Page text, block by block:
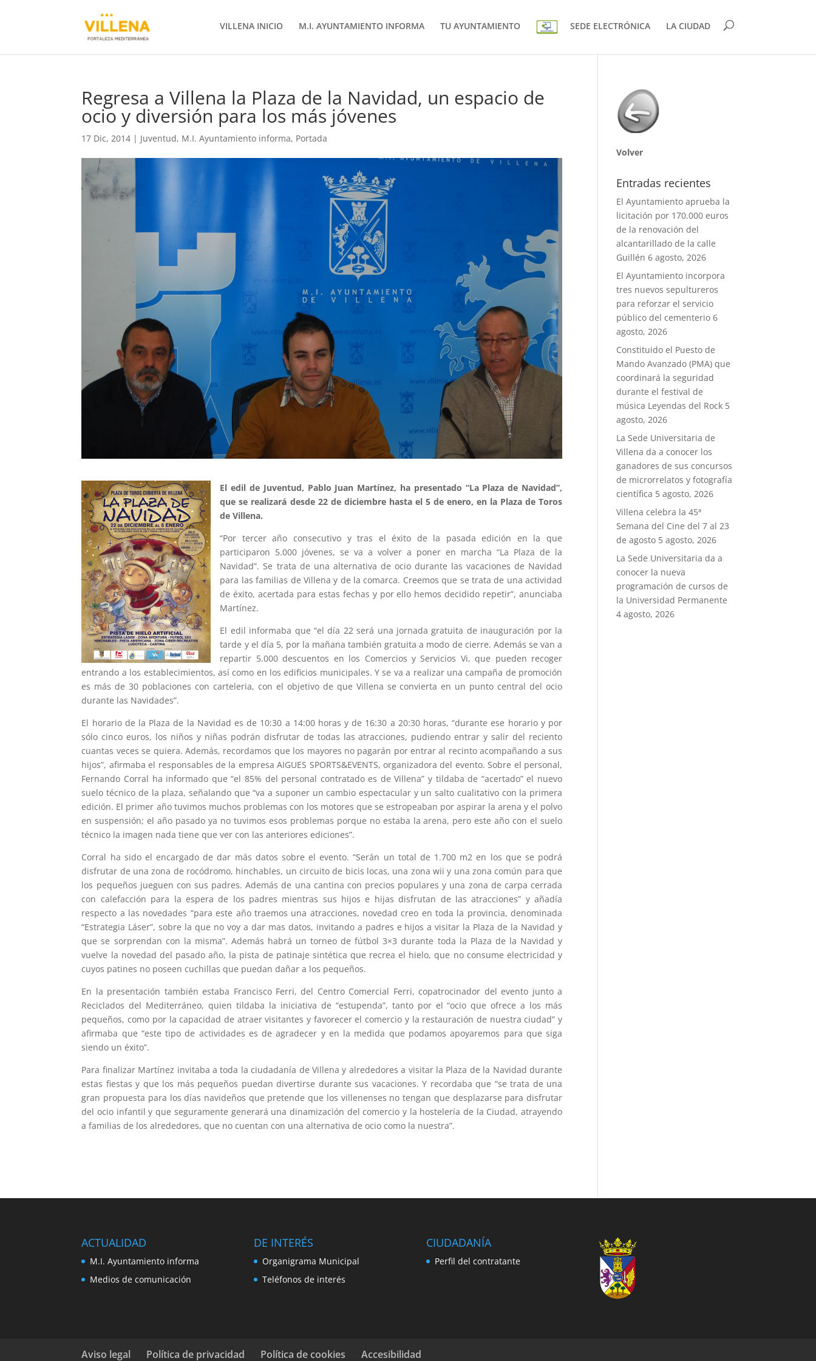
VILLENA INICIO M.I. AYUNTAMIENTO INFORMA TU AYUNTAMIENTO SEDE ELECTRÓNICA LA CIUDAD
Regresa a Villena la Plaza de la Navidad, un espacio de
ocio y diversión para los más jóvenes
17 Dic, 2014 | Juventud, M.I. Ayuntamiento informa, Portada
El edil de Juventud, Pablo Juan Martínez, ha presentado “La Plaza de Navidad”,
que se realizará desde 22 de diciembre hasta el 5 de enero, en la Plaza de Toros
de Villena.
“Por tercer año consecutivo y tras el éxito de la pasada edición en la que
participaron 5.000 jóvenes, se va a volver a poner en marcha “La Plaza de la
Navidad”. Se trata de una alternativa de ocio durante las vacaciones de Navidad
para las familias de Villena y de la comarca. Creemos que se trata de una actividad
de éxito, acertada para estas fechas y por ello hemos decidido repetir”, anunciaba
Martínez.
El edil informaba que “el día 22 será una jornada gratuita de inauguración por la
tarde y el día 5, por la mañana también gratuita a modo de cierre. Además se van a
repartir 5.000 descuentos en los Comercios y Servicios Vi, que pueden recoger
entrando a los establecimientos, así como en los edificios municipales. Y se va a realizar una campaña de promoción
es más de 30 poblaciones con carteleria, con el objetivo de que Villena se convierta en un punto central del ocio
durante las Navidades”.
El horario de la Plaza de la Navidad es de 10:30 a 14:00 horas y de 16:30 a 20:30 horas, “durante ese horario y por
sólo cinco euros, los niños y niñas podrán disfrutar de todas las atracciones, pudiendo entrar y salir del reciento
cuantas veces se quiera. Además, recordamos que los mayores no pagarán por entrar al recinto acompañando a sus
hijos”, afirmaba el responsables de la empresa AIGUES SPORTS&EVENTS, organizadora del evento. Sobre el personal,
Fernando Corral ha informado que “el 85% del personal contratado es de Villena” y tildaba de “acertado” el nuevo
suelo técnico de la plaza, señalando que “va a suponer un cambio espectacular y un salto cualitativo con la primera
edición. El primer año tuvimos muchos problemas con los motores que se estropeaban por aspirar la arena y el polvo
en suspensión; el año pasado ya no tuvimos esos problemas porque no estaba la arena, pero este año con el suelo
técnico la imagen nada tiene que ver con las anteriores ediciones”.
Corral ha sido el encargado de dar más datos sobre el evento. “Serán un total de 1.700 m2 en los que se podrá
disfrutar de una zona de rocódromo, hinchables, un circuito de bicis locas, una zona wii y una zona común para que
los pequeños jueguen con sus padres. Además de una cantina con precios populares y una zona de carpa cerrada
con calefacción para la espera de los padres mientras sus hijos e hijas disfrutan de las atracciones” y añadía
respecto a las novedades “para este año traemos una atracciones, novedad creo en toda la provincia, denominada
“Estrategia Láser”, sobre la que no voy a dar mas datos, invitando a padres e hijos a visitar la Plaza de la Navidad y
que se sorprendan con la misma”. Además habrá un torneo de fútbol 3×3 durante toda la Plaza de la Navidad y
vuelve la novedad del pasado año, la pista de patinaje sintética que recrea el hielo, que no consume electricidad y
cuyos patines no poseen cuchillas que puedan dañar a los pequeños.
En la presentación también estaba Francisco Ferri, del Centro Comercial Ferri, copatrocinador del evento junto a
Reciclados del Mediterráneo, quien tildaba la iniciativa de “estupenda”, tanto por el “ocio que ofrece a los más
pequeños, como por la capacidad de atraer visitantes y favorecer el comercio y la restauración de nuestra ciudad” y
afirmaba que “este tipo de actividades es de agradecer y en la medida que podamos apoyaremos para que siga
siendo un éxito”.
Para finalizar Martínez invitaba a toda la ciudadanía de Villena y alrededores a visitar la Plaza de la Navidad durante
estas fiestas y que los más pequeños puedan divertirse durante sus vacaciones. Y recordaba que “se trata de una
gran propuesta para los días navideños que pretende que los villenenses no tengan que desplazarse para disfrutar
del ocio infantil y que seguramente generará una dinamización del comercio y la hostelería de la Ciudad, atrayendo
a familias de los alrededores, que no cuentan con una alternativa de ocio como la nuestra”.
Volver
Entradas recientes
El Ayuntamiento aprueba la
licitación por 170.000 euros
de la renovación del
alcantarillado de la calle
Guillén 6 agosto, 2026
El Ayuntamiento incorpora
tres nuevos sepultureros
para reforzar el servicio
público del cementerio 6
agosto, 2026
Constituido el Puesto de
Mando Avanzado (PMA) que
coordinará la seguridad
durante el festival de
música Leyendas del Rock 5
agosto, 2026
La Sede Universitaria de
Villena da a conocer los
ganadores de sus concursos
de microrrelatos y fotografía
científica 5 agosto, 2026
Villena celebra la 45ª
Semana del Cine del 7 al 23
de agosto 5 agosto, 2026
La Sede Universitaria da a
conocer la nueva
programación de cursos de
la Universidad Permanente
4 agosto, 2026
ACTUALIDAD
M.I. Ayuntamiento informa
Medios de comunicación
DE INTERÉS
Organigrama Municipal
Teléfonos de interés
CIUDADANÍA
Perfil del contratante
Aviso legal Política de privacidad Política de cookies Accesibilidad